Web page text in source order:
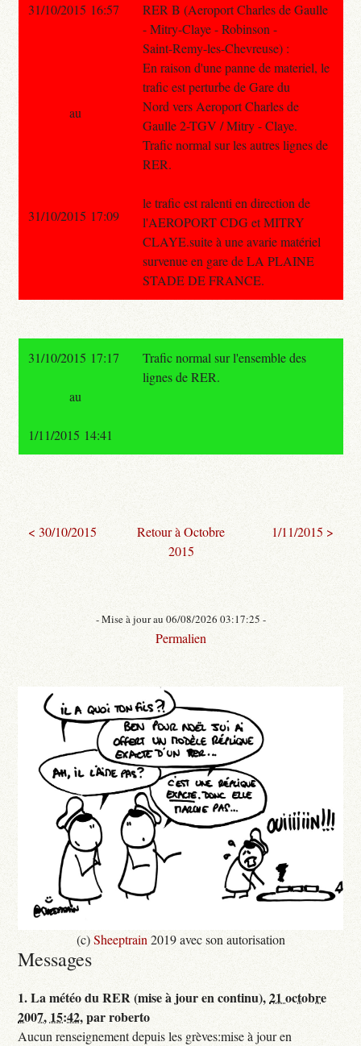
31/10/2015 16:57
RER B (Aeroport Charles de Gaulle
- Mitry-Claye - Robinson -
Saint-Remy-les-Chevreuse) :
En raison d'une panne de materiel, le
trafic est perturbe de Gare du
Nord vers Aeroport Charles de
Gaulle 2-TGV / Mitry - Claye.
Trafic normal sur les autres lignes de
RER.
le trafic est ralenti en direction de
l'AEROPORT CDG et MITRY
CLAYE.suite à une avarie matériel
survenue en gare de LA PLAINE
STADE DE FRANCE.
au
31/10/2015 17:09
31/10/2015 17:17
Trafic normal sur l'ensemble des
lignes de RER.
au
1/11/2015 14:41
< 30/10/2015
Retour à Octobre
2015
1/11/2015 >
- Mise à jour au 06/08/2026 03:17:25 -
Permalien
(c)Sheeptrain 2019 avec son autorisation
Messages
1.La météo du RER (mise à jour en continu),21 octobre
2007, 15:42,parroberto
Aucun renseignement depuis les grèves:mise à jour en